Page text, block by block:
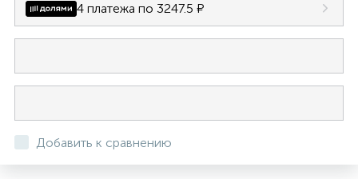
4 платежа по 3247.5 ₽
Добавить к сравнению